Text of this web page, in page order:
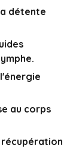
détente
au corps